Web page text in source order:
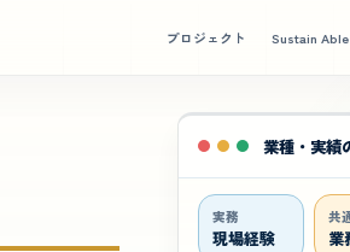
プロジェクト Sustain
業種・実績
実務
現場経験
共
業